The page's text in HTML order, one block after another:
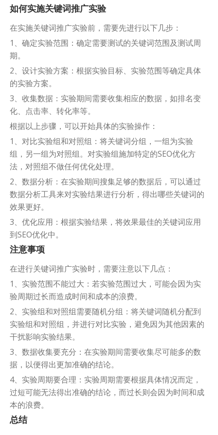
如何实施关键词推广实验
在实施关键词推广实验前，需要先进行以下几步：
1、确定实验范围：确定需要测试的关键词范围及测试周
期。
2、设计实验方案：根据实验目标、实验范围等确定具体
的实验方案。
3、收集数据：实验期间需要收集相应的数据，如排名变
化、点击率、转化率等。
根据以上步骤，可以开始具体的实验操作：
1、对比实验组和对照组：将关键词分组，一组为实验
组，另一组为对照组。对实验组施加特定的SEO优化方
法，对照组不做任何优化处理。
2、数据分析：在实验期间搜集足够的数据后，可以通过
数据分析工具来对实验结果进行分析，得出哪些关键词的
效果更好。
3、优化应用：根据实验结果，将效果最佳的关键词应用
到SEO优化中。
注意事项
在进行关键词推广实验时，需要注意以下几点：
1、实验范围不能过大：若实验范围过大，可能会因为实
验周期过长而造成时间和成本的浪费。
2、实验组和对照组需要随机分组：将关键词随机分配到
实验组和对照组，并进行对比实验，避免因为其他因素的
干扰影响实验结果。
3、数据收集要充分：在实验期间需要收集尽可能多的数
据，以便得出更加准确的结论。
4、实验周期要合理：实验周期需要根据具体情况而定，
过短可能无法得出准确的结论，而过长则会因为时间和成
本的浪费。
总结